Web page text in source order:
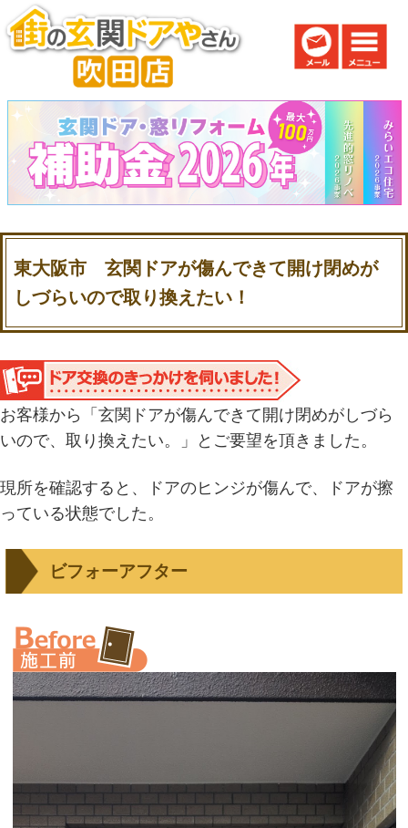
東大阪市 玄関ドアが傷んできて開け閉めが
しづらいので取り換えたい！
お客様から「玄関ドアが傷んできて開け閉めがしづら
いので、取り換えたい。」とご要望を頂きました。
現所を確認すると、ドアのヒンジが傷んで、ドアが擦
っている状態でした。
ビフォーアフター